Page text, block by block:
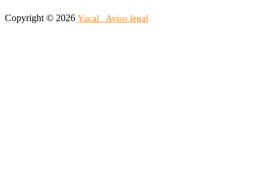
Copyright © 2026 Yacal Aviso legal